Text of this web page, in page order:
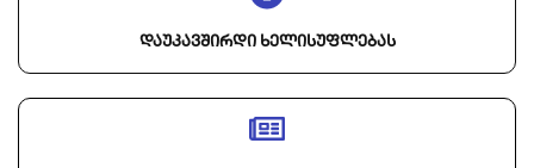
დაუკავშირდი ხელისუფლებას